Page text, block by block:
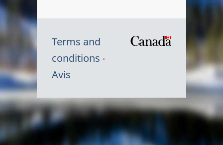
Terms and
conditions
Avis
Symbole
du
Canada